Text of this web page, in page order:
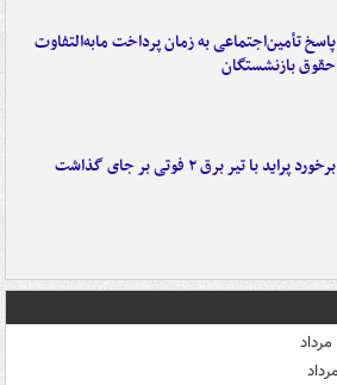
پاسخ تأمین‌اجتماعی به زمان پرداخت مابه‌التفاوت
حقوق بازنشستگان
برخورد پراید با تیر برق ۲ فوتی بر جای گذاشت